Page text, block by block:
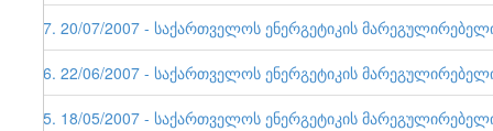
17. 20/07/2007 - საქართველოს ენერგეტიკის
16. 22/06/2007 - საქართველოს ენერგეტიკის
15. 18/05/2007 - საქართველოს ენერგეტიკის